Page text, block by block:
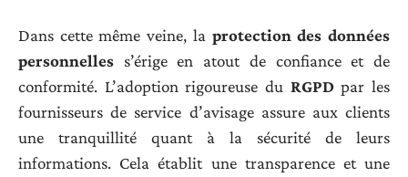
Dans cette même veine, la protection des données
personnelles s’érige en atout de confiance et de
conformité. L’adoption rigoureuse du RGPDpar les
fournisseurs de service d’avisage assure aux clients
une tranquillité quant à la sécurité de leurs
informations. Cela établit une transparence et une